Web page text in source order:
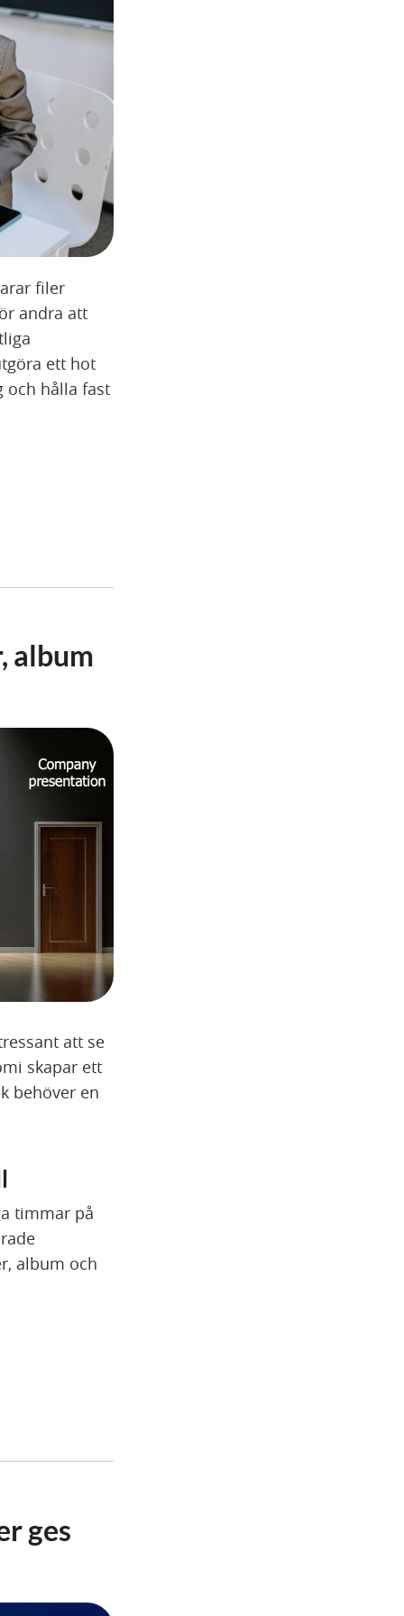
filer
andra att
ett hot
och hålla fast
album
att se
skapar ett
behöver en
timmar på
album och
ges